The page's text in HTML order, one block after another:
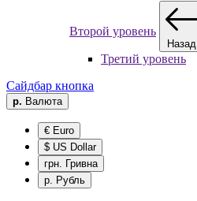
Второй уровень
Назад
Третий уровень
Сайдбар кнопка
р. Валюта
€ Euro
$ US Dollar
грн. Гривна
р. Рубль